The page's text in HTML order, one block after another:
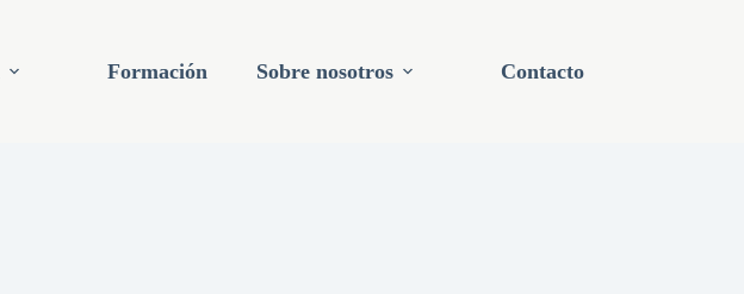
Formación Sobre nosotros Contacto